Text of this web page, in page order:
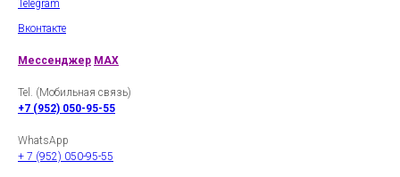
Telegram
Вконтакте
Мессенджер MAX
Tel. (Мобильная связь)
+7 (952) 050-95-55
WhatsApp
+ 7 (952) 050-95-55